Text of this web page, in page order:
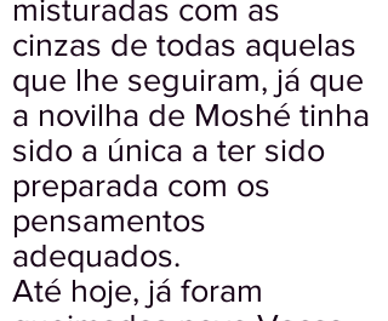
misturadas com as
cinzas de todas aquelas
que lhe seguiram, já que
a novilha de Moshé tinha
sido a única a ter sido
preparada com os
pensamentos
adequados.
Até hoje, já foram